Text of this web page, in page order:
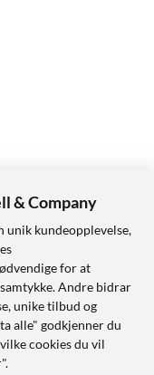
& Company
unik kundeopplevelse,
for at
Andre bidrar
unike tilbud og
alle" godkjenner du
cookies du vil